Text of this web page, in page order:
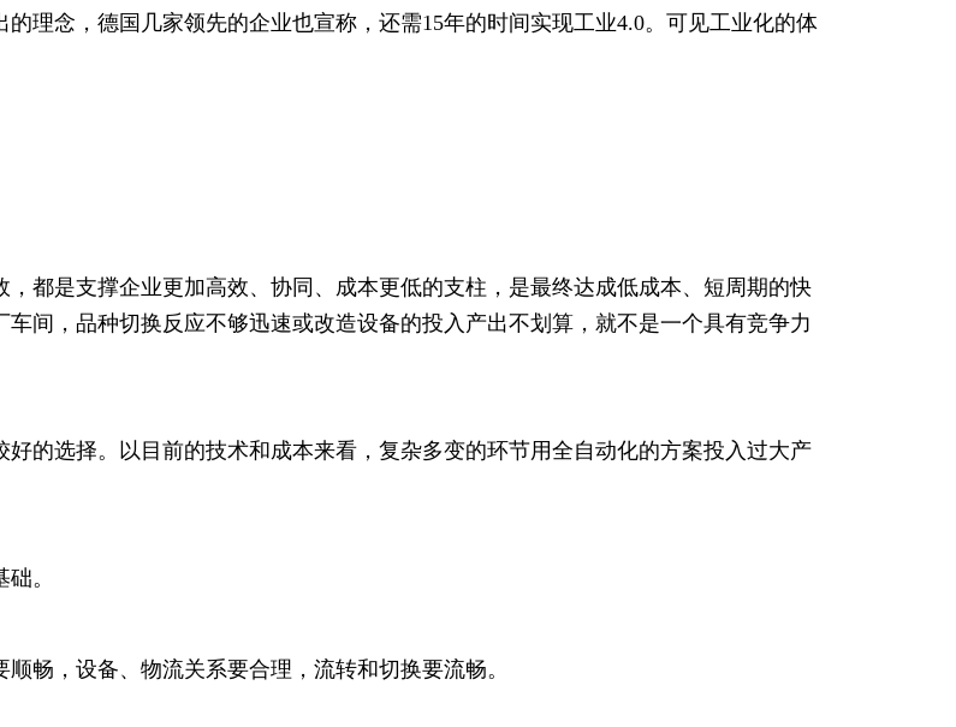
理念，德国几家领先的企业也宣称，还需15年的时间实现工业4.0。可见工业化的体
都是支撑企业更加高效、协同、成本更低的支柱，是最终达成低成本、短周期的快
间，品种切换反应不够迅速或改造设备的投入产出不划算，就不是一个具有竞争力
的选择。以目前的技术和成本来看，复杂多变的环节用全自动化的方案投入过大产
。
畅，设备、物流关系要合理，流转和切换要流畅。